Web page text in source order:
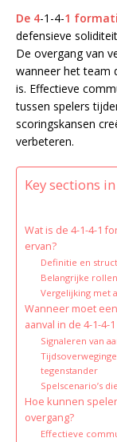
De 4-1-4-1
defensieve
De overgang van
wanneer het team
is. Effectieve
tussen spelers
scoringskansen
verbeteren.
Key sections
Wat is de 4-1-4-1
ervan?
Definitie en
Belangrijke
Vergelijking met
Wanneer moet
aanval in de 4-1-4-
Signaleren van
tegenstander
Spelscenario’s
Hoe kunnen
overgang?
Effectieve